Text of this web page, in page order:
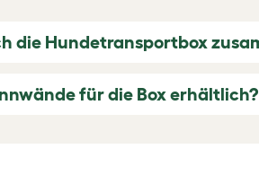
die Hundetransportbox
für die Box erhältlich?